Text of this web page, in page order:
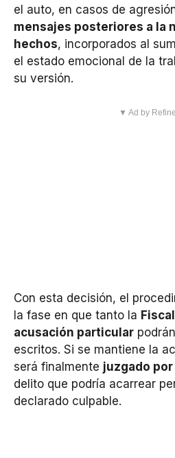
el auto, en casos de
mensajes posteriores a la
hechos, incorporados al
el estado emocional de la
su versión.
▼ Ad by
Con esta decisión, el
la fase en que tanto la
acusación particular
escritos. Si se mantiene la
será finalmente juzgado
delito que podría acarrear
declarado culpable.